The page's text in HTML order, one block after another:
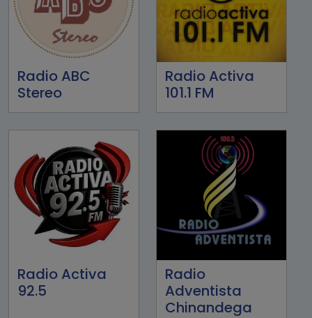
Radio ABC
Stereo
Radio Activa
101.1 FM
Radio Activa
92.5
Radio
Adventista
Chinandega